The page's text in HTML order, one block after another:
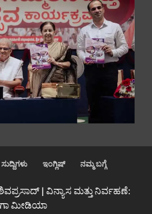
ಇಂಗ್ಲಿಷ್ ನಮ್ಮ ಬಗ್ಗೆ
| ವಿನ್ಯಾಸ ಮತ್ತು ನಿರ್ವಹಣೆ:
ಮೀಡಿಯಾ